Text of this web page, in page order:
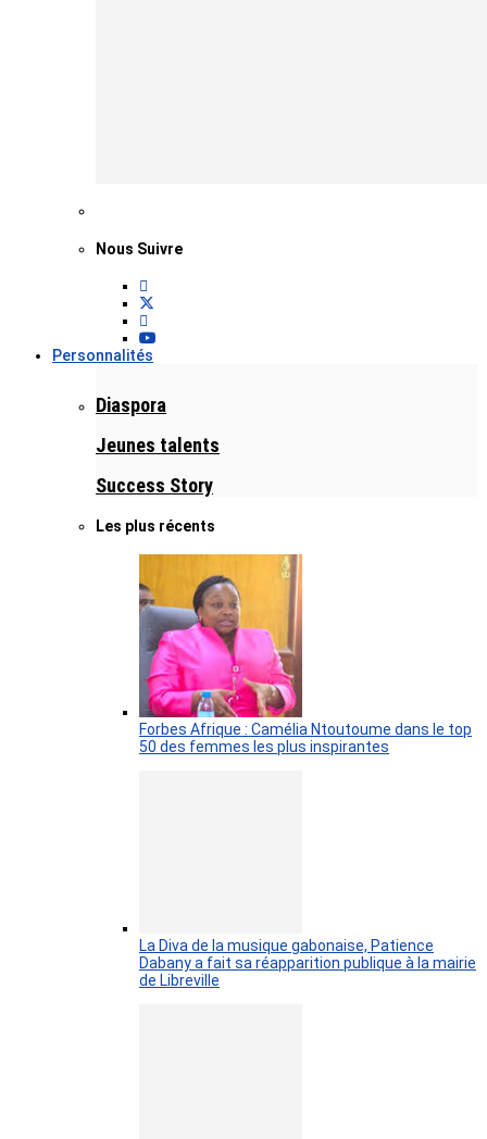
Nous Suivre
Personnalités
Diaspora
Jeunes talents
Success Story
Les plus récents
Forbes Afrique : Camélia Ntoutoume dans le top
50 des femmes les plus inspirantes
La Diva de la musique gabonaise, Patience
Dabany a fait sa réapparition publique à la mairie
de Libreville